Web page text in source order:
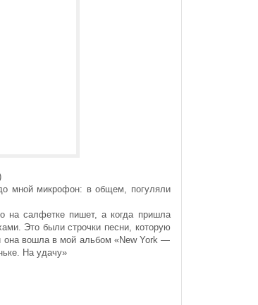
мной микрофон: в общем, погуляли
на салфетке пишет, а когда пришла
Это были строчки песни, которую
она вошла в мой альбом «New York —
На удачу»